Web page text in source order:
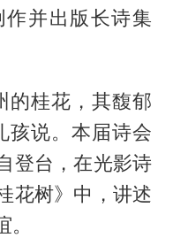
并出版长诗集
的桂花，其馥郁
孩说。本届诗会
登台，在光影诗
花树》中，讲述